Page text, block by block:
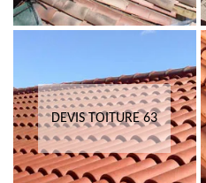
DEVIS TOITURE 63